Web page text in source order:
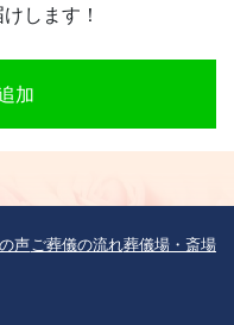
します！
加
声 ご葬儀の流れ葬儀場・斎場